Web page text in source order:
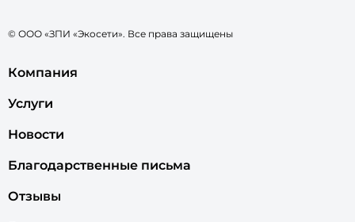
© ООО «ЗПИ «Экосети». Все права защищены
Компания
Услуги
Новости
Благодарственные письма
Отзывы